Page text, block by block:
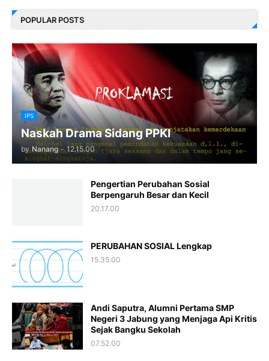
POPULAR POSTS
IPS
Naskah Drama Sidang PPKI
by Nanang - 12.15.00
Pengertian Perubahan Sosial
Berpengaruh Besar dan Kecil
20.17.00
PERUBAHAN SOSIAL Lengkap
15.35.00
Andi Saputra, Alumni Pertama SMP
Negeri 3 Jabung yang Menjaga Api Kritis
Sejak Bangku Sekolah
07.52.00